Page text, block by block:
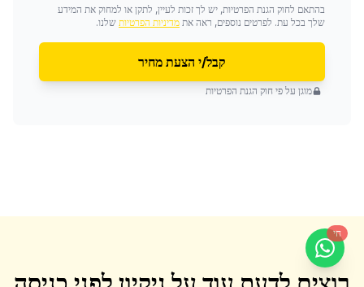
בהתאם לחוק הגנת הפרטיות, יש לך זכות לעיין, לתקן או למחוק את המידע
שלך בכל עת. לפרטים נוספים, ראה את מדיניות הפרטיות שלנו.
קבל/י הצעת מחיר
מוגן על פי חוק הגנת הפרטיות
חי